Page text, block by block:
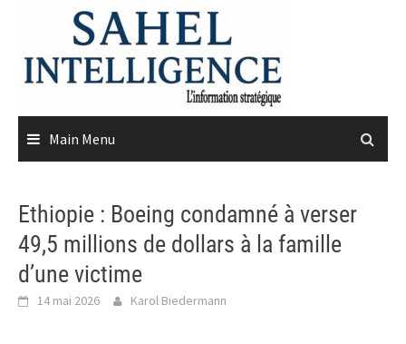
content
Main Menu
Ethiopie : Boeing condamné à verser
49,5 millions de dollars à la famille
d’une victime
14 mai 2026 Karol Biedermann